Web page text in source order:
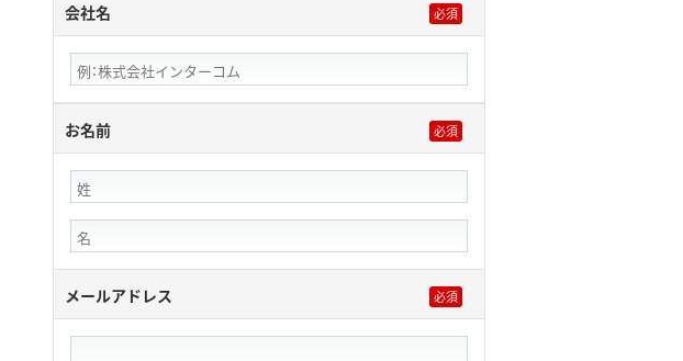
会社名
お名前
メールアドレス